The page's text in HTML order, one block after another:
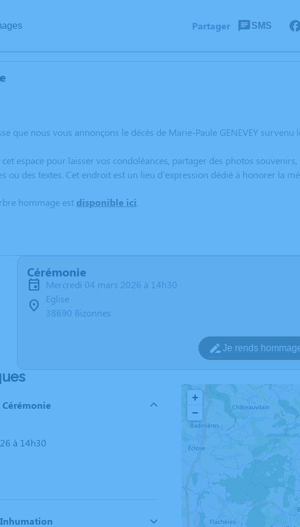
Partager SMS
que nous vous annonçons le décès de Marie-Paule GENEVEY
espace pour laisser vos condoléances, partager des photos
ou des textes. Cet endroit est un lieu d'expression dédié à honorer la
hommage est disponible ici.
Cérémonie
mercredi 04 mars 2026 à 14h30
Eglise
38690 Bizonnes
Je rends
Cérémonie
à 14h30
Inhumation
+
−